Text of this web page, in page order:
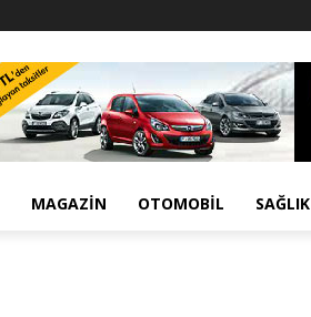
MAGAZIN OTOMOBIL SAĞLIK